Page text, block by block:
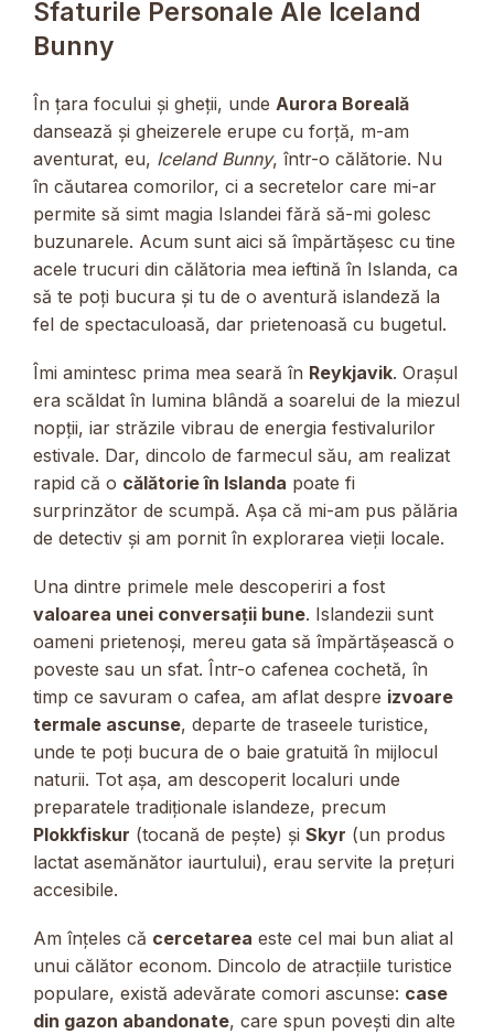
Sfaturile Personale Ale Iceland
Bunny
În țara focului și gheții, unde Aurora Boreală
dansează și gheizerele erupe cu forță, m-am
aventurat, eu, Iceland Bunny, într-o călătorie. Nu
în căutarea comorilor, ci a secretelor care mi-ar
permite să simt magia Islandei fără să-mi golesc
buzunarele. Acum sunt aici să împărtășesc cu tine
acele trucuri din călătoria mea ieftină în Islanda, ca
să te poți bucura și tu de o aventură islandeză la
fel de spectaculoasă, dar prietenoasă cu bugetul.
Îmi amintesc prima mea seară în Reykjavik. Orașul
era scăldat în lumina blândă a soarelui de la miezul
nopții, iar străzile vibrau de energia festivalurilor
estivale. Dar, dincolo de farmecul său, am realizat
rapid că o călătorie în Islanda poate fi
surprinzător de scumpă. Așa că mi-am pus pălăria
de detectiv și am pornit în explorarea vieții locale.
Una dintre primele mele descoperiri a fost
valoarea unei conversații bune. Islandezii sunt
oameni prietenoși, mereu gata să împărtășească o
poveste sau un sfat. Într-o cafenea cochetă, în
timp ce savuram o cafea, am aflat despre izvoare
termale ascunse, departe de traseele turistice,
unde te poți bucura de o baie gratuită în mijlocul
naturii. Tot așa, am descoperit localuri unde
preparatele tradiționale islandeze, precum
Plokkfiskur (tocană de pește) și Skyr (un produs
lactat asemănător iaurtului), erau servite la prețuri
accesibile.
Am înțeles că cercetarea este cel mai bun aliat al
unui călător econom. Dincolo de atracțiile turistice
populare, există adevărate comori ascunse: case
din gazon abandonate, care spun povești din alte